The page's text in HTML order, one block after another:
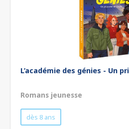
L’académie des génies - Un
Romans jeunesse
dès 8 ans